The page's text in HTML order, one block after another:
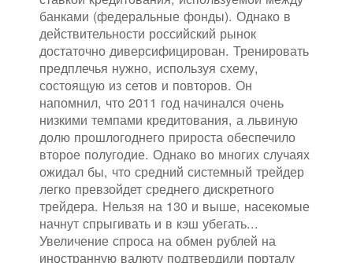
банками (федеральные фонды). Однако в
действительности российский рынок
достаточно диверсифицирован. Тренировать
предплечья нужно, используя схему,
состоящую из сетов и повторов. Он
напомнил, что 2011 год начинался очень
низкими темпами кредитования, а львиную
долю прошлогоднего прироста обеспечило
второе полугодие. Однако во многих случаях
ожидал бы, что средний системный трейдер
легко превзойдет среднего дискретного
трейдера. Нельзя на 130 и выше, насекомые
начнут спрыгивать и в кэш убегать...
Увеличение спроса на обмен рублей на
иностранную валюту подтвердили порталу